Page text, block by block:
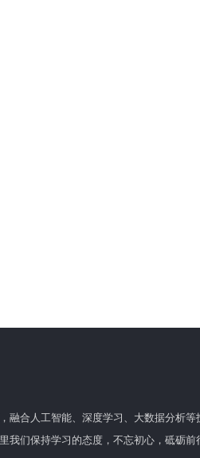
融合人工智能、深度学习、大数据分析
我们保持学习的态度，不忘初心，砥砺前